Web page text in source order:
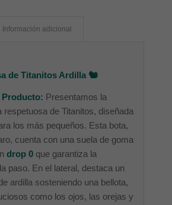
Información adicional
de Titanitos Ardilla 🐿️
Presentamos la
respetuosa de Titanitos, diseñada
los más pequeños. Esta bota,
cuenta con una suela de goma
drop 0 que garantiza la
paso. En el lateral, destaca un
ardilla sosteniendo una bellota,
como los ojos, las orejas y